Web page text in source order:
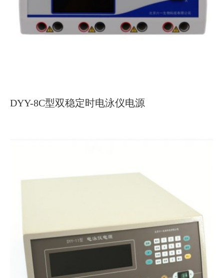
DYY-8C型双稳定时电泳仪电源